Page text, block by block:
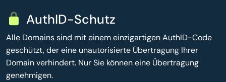
AuthID-Schutz
Alle Domains sind mit einem einzigartigen AuthID-Code
geschützt, der eine unautorisierte Übertragung Ihrer
Domain verhindert. Nur Sie können eine Übertragung
genehmigen.